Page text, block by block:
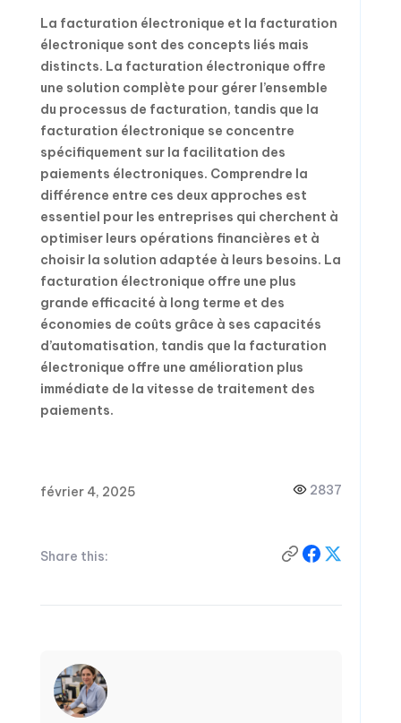
La facturation électronique et la facturation
électronique sont des concepts liés mais
distincts. La facturation électronique offre
une solution complète pour gérer l’ensemble
du processus de facturation, tandis que la
facturation électronique se concentre
spécifiquement sur la facilitation des
paiements électroniques. Comprendre la
différence entre ces deux approches est
essentiel pour les entreprises qui cherchent à
optimiser leurs opérations financières et à
choisir la solution adaptée à leurs besoins. La
facturation électronique offre une plus
grande efficacité à long terme et des
économies de coûts grâce à ses capacités
d’automatisation, tandis que la facturation
électronique offre une amélioration plus
immédiate de la vitesse de traitement des
paiements.
février 4, 2025 2837
Share this: